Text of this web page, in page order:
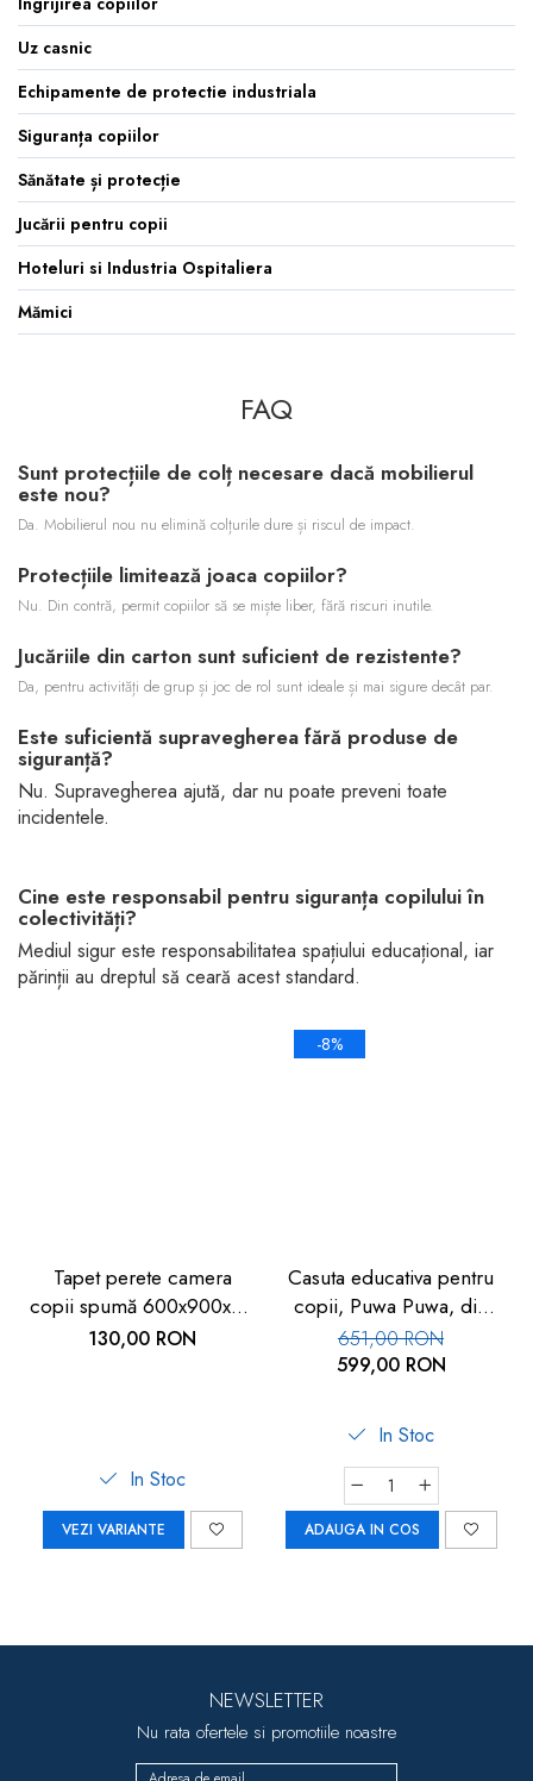
Uz casnic
Echipamente de protectie industriala
Siguranța copiilor
Sănătate și protecție
Jucării pentru copii
Hoteluri si Industria Ospitaliera
Mămici
FAQ
Sunt protecțiile de colț necesare dacă mobilierul
este nou?
Da. Mobilierul nou nu elimină colțurile dure și riscul de impact.
Protecțiile limitează joaca copiilor?
Nu. Din contră, permit copiilor să se miște liber, fără riscuri inutile.
Jucăriile din carton sunt suficient de rezistente?
Da, pentru activități de grup și joc de rol sunt ideale și mai sigure decât par.
Este suficientă supravegherea fără produse de
siguranță?
Nu. Supravegherea ajută, dar nu poate preveni toate
incidentele.
Cine este responsabil pentru siguranța copilului în
colectivități?
Mediul sigur este responsabilitatea spațiului educațional, iar
părinții au dreptul să ceară acest standard.
Tapet perete camera
copii spumă 600x900x9 -
Siguranță copii
130,00 RON
In Stoc
VEZI VARIANTE
-8%
Casuta educativa pentru
copii, Puwa Puwa, din
spuma
651,00 RON
599,00 RON
In Stoc
ADAUGA IN COS
NEWSLETTER
Nu rata ofertele si promotiile noastre